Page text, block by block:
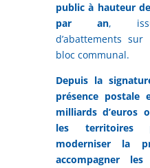
public à hauteur
par an,
d’abattements
bloc communal.
Depuis la
présence postale
milliards d’euros
les territoires
moderniser la
accompagner